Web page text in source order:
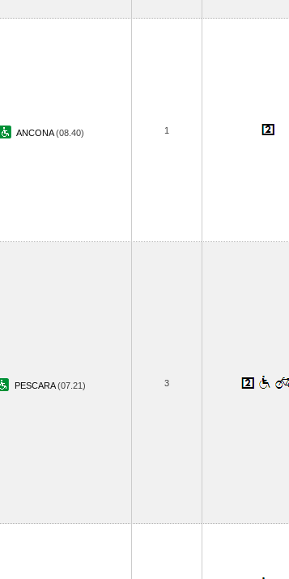
ANCONA(08.40) 1
PESCARA(07.21) 3